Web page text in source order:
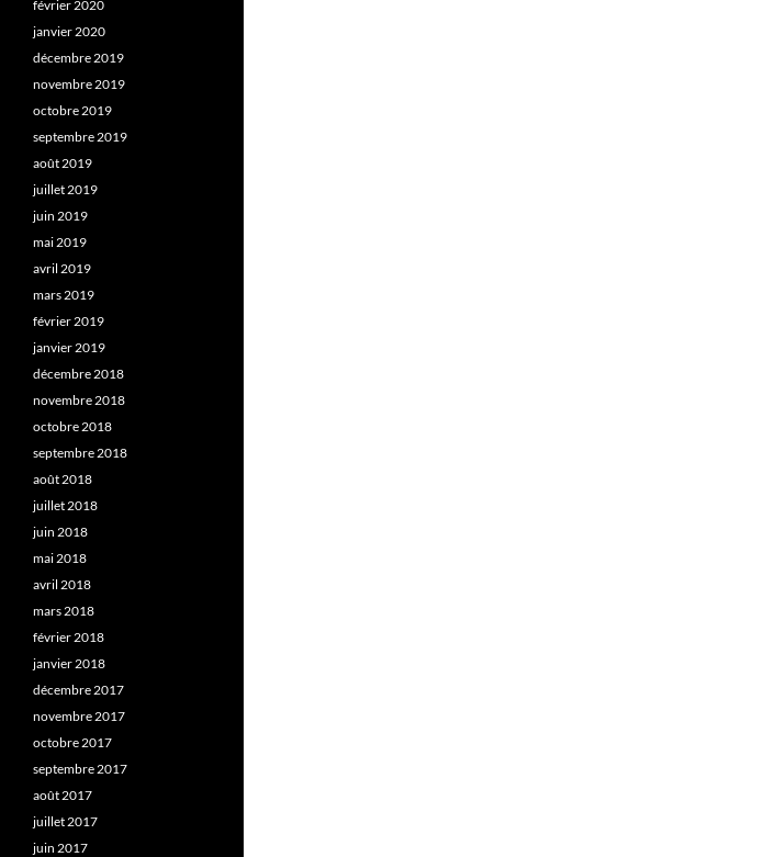
février 2020
janvier 2020
décembre 2019
novembre 2019
octobre 2019
septembre 2019
août 2019
juillet 2019
juin 2019
mai 2019
avril 2019
mars 2019
février 2019
janvier 2019
décembre 2018
novembre 2018
octobre 2018
septembre 2018
août 2018
juillet 2018
juin 2018
mai 2018
avril 2018
mars 2018
février 2018
janvier 2018
décembre 2017
novembre 2017
octobre 2017
septembre 2017
août 2017
juillet 2017
juin 2017